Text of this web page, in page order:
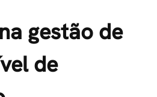
gestão de
de